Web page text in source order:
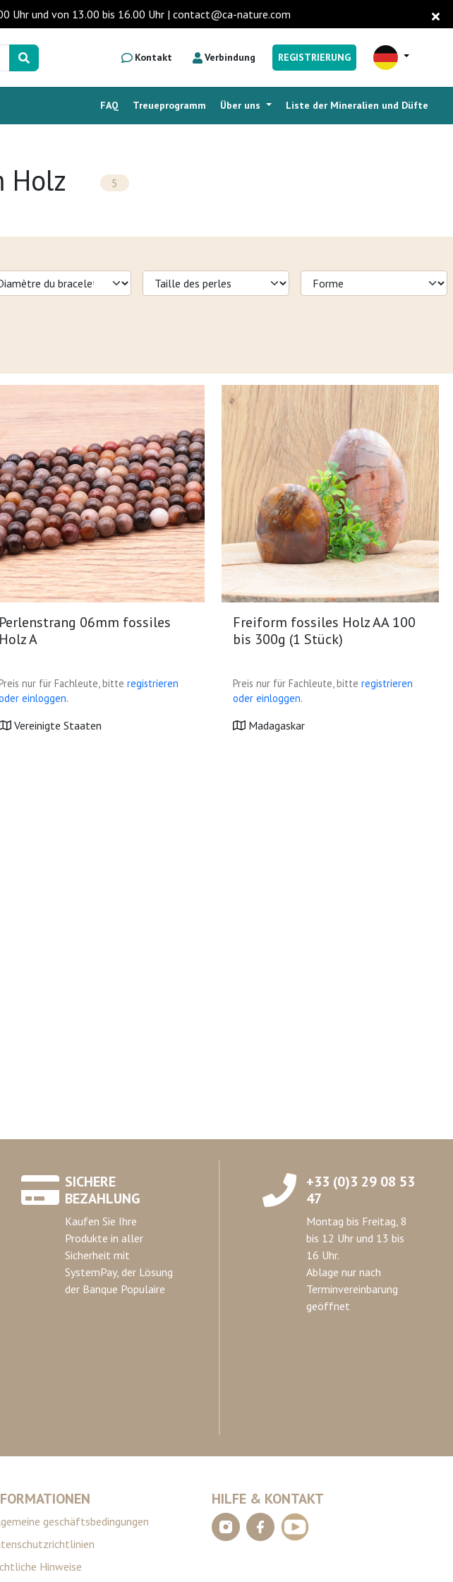
Uhr und von 13.00 bis 16.00 Uhr | contact@ca-nature.com
Kontakt Verbindung REGISTRIERUNG
Liste der Mineralien und Düfte
Über uns
Treueprogramm
FAQ
Holz
5
Perlenstrang 06mm fossiles
Holz A
nur für Fachleute, bitte registrieren
einloggen.
Vereinigte Staaten
Freiform fossiles Holz AA 100
bis 300g (1 Stück)
Preis nur für Fachleute, bitte registrieren
oder einloggen.
Madagaskar
SICHERE
BEZAHLUNG
Kaufen Sie Ihre
Produkte in aller
Sicherheit mit
SystemPay, der Lösung
der Banque Populaire
+33 (0)3 29 08 53
47
Montag bis Freitag, 8
bis 12 Uhr und 13 bis
16 Uhr.
Ablage nur nach
Terminvereinbarung
geöffnet
geschäftsbedingungen
Hinweise
HILFE & KONTAKT